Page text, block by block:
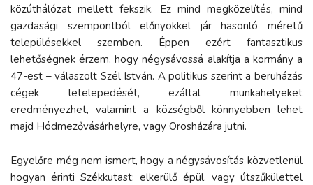
közúthálózat mellett fekszik. Ez mind megközelítés, mind
gazdasági szempontból előnyökkel jár hasonló méretű
településekkel szemben. Éppen ezért fantasztikus
lehetőségnek érzem, hogy négysávossá alakítja a kormány a
47-est – válaszolt Szél István. A politikus szerint a beruházás
cégek letelepedését, ezáltal munkahelyeket
eredményezhet, valamint a községből könnyebben lehet
majd Hódmezővásárhelyre, vagy Orosházára jutni.
Egyelőre még nem ismert, hogy a négysávosítás közvetlenül
hogyan érinti Székkutast: elkerülő épül, vagy útszűkülettel